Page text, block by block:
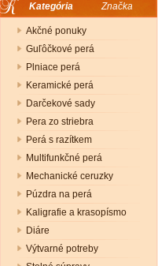
Kategória Značka
Akčné ponuky
Guľôčkové perá
Plniace perá
Keramické perá
Darčekové sady
Pera zo striebra
Perá s razítkem
Multifunkčné perá
Mechanické ceruzky
Púzdra na perá
Kaligrafie a krasopísmo
Diáre
Výtvarné potreby